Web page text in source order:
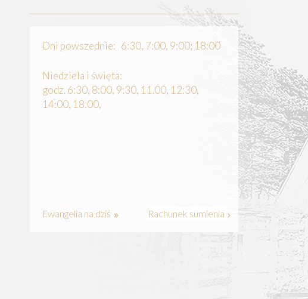
Dni powszednie: 6:30, 7:00, 9:00; 18:00
Niedziela i święta:
godz. 6:30, 8:00, 9:30, 11.00, 12:30,
14:00, 18:00,
Ewangelia na dziś Rachunek sumienia